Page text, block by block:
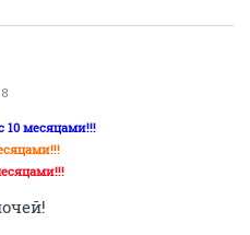
месяцами!!!